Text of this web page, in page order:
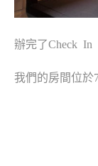
辦完了Check In
我們的房間位於